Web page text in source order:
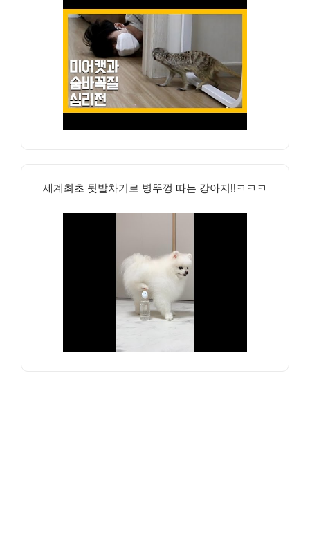
세계최초 뒷발차기로 병뚜껑 따는 강아지!!ㅋㅋㅋ